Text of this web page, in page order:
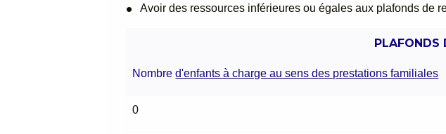
Avoir des ressources inférieures ou égales aux plafonds de
PLAFONDS
Nombred'enfants à charge au sens des prestations familiales
0